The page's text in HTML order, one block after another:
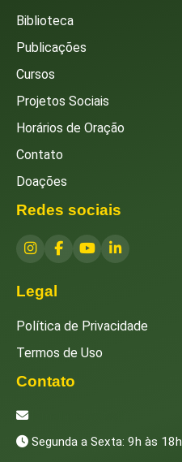
Biblioteca
Publicações
Cursos
Projetos Sociais
Horários de Oração
Contato
Doações
Redes sociais
Legal
Política de Privacidade
Termos de Uso
Contato
Segunda a Sexta: 9h às 18h